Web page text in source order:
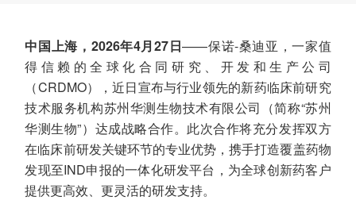
中国上海，2026年4月27日——保诺-桑迪亚，一家值
得信赖的全球化合同研究、开发和生产公司
（CRDMO），近日宣布与行业领先的新药临床前研究
技术服务机构苏州华测生物技术有限公司（简称“苏州
华测生物”）达成战略合作。此次合作将充分发挥双方
在临床前研发关键环节的专业优势，携手打造覆盖药物
发现至IND申报的一体化研发平台，为全球创新药客户
提供更高效、更灵活的研发支持。